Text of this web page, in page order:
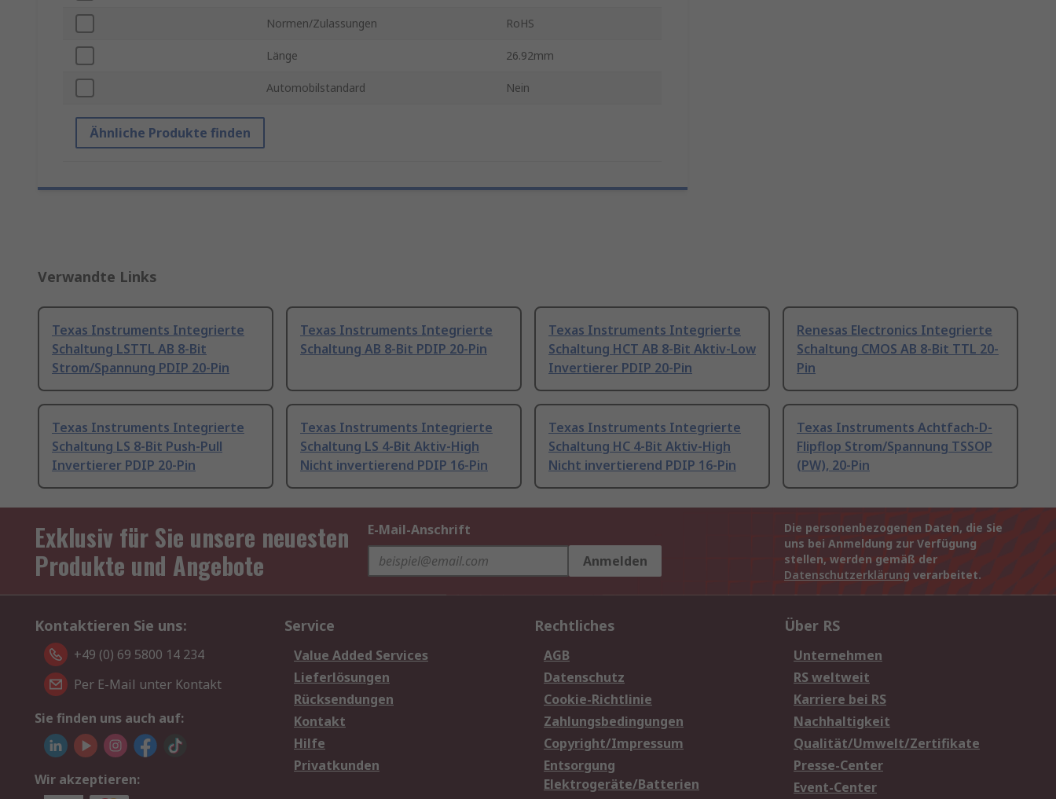
Normen/Zulassungen RoHS
Länge 26.92mm
Automobilstandard Nein
Ähnliche Produkte finden
Verwandte Links
Texas Instruments Integrierte
Schaltung LSTTL AB 8-Bit
Strom/Spannung PDIP 20-Pin
Texas Instruments Integrierte
Schaltung AB 8-Bit PDIP 20-Pin
Texas Instruments Integrierte
Schaltung HCT AB 8-Bit Aktiv-Low
Invertierer PDIP 20-Pin
Renesas Electronics Integrierte
Schaltung CMOS AB 8-Bit TTL 20-
Pin
Texas Instruments Integrierte
Schaltung LS 8-Bit Push-Pull
Invertierer PDIP 20-Pin
Texas Instruments Integrierte
Schaltung LS 4-Bit Aktiv-High
Nicht invertierend PDIP 16-Pin
Texas Instruments Integrierte
Schaltung HC 4-Bit Aktiv-High
Nicht invertierend PDIP 16-Pin
Texas Instruments Achtfach-D-
Flipflop Strom/Spannung TSSOP
(PW), 20-Pin
Exklusiv für Sie unsere neuesten
Produkte und Angebote
E-Mail-Anschrift
Anmelden
Die personenbezogenen Daten, die Sie
uns bei Anmeldung zur Verfügung
stellen, werden gemäß der
Datenschutzerklärung verarbeitet.
Kontaktieren Sie uns:
+49 (0) 69 5800 14 234
Per E-Mail unter Kontakt
Sie finden uns auch auf:
Wir akzeptieren:
Service
Value Added Services
Lieferlösungen
Rücksendungen
Kontakt
Hilfe
Privatkunden
Rechtliches
AGB
Datenschutz
Cookie-Richtlinie
Zahlungsbedingungen
Copyright/Impressum
Entsorgung
Elektrogeräte/Batterien
Über RS
Unternehmen
RS weltweit
Karriere bei RS
Nachhaltigkeit
Qualität/Umwelt/Zertifikate
Presse-Center
Event-Center